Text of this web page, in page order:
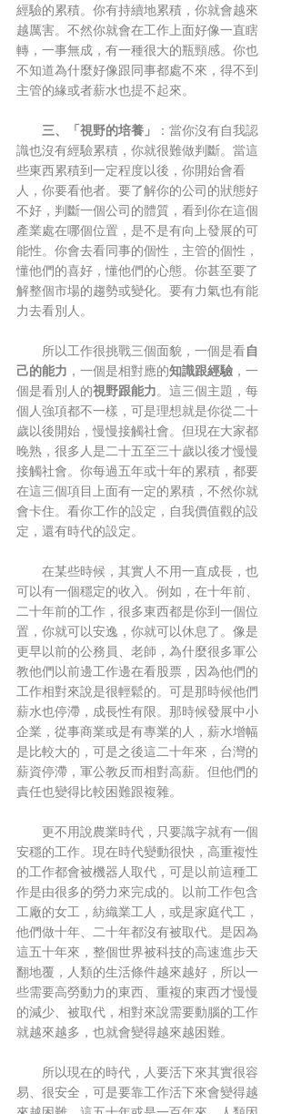
經驗的累積。你有持續地累積，你就會越來
越厲害。不然你就會在工作上面好像一直瞎
轉，一事無成，有一種很大的瓶頸感。你也
不知道為什麼好像跟同事都處不來，得不到
主管的緣或者薪水也提不起來。
三、「視野的培養」
：當你沒有自我認
識也沒有經驗累積，你就很難做判斷。當這
些東西累積到一定程度以後，你開始會看
人，你要看他者。要了解你的公司的狀態好
不好，判斷一個公司的體質，看到你在這個
產業處在哪個位置，是不是有向上發展的可
能性。你會去看同事的個性，主管的個性，
懂他們的喜好，懂他們的心態。你甚至要了
解整個市場的趨勢或變化。要有力氣也有能
力去看別人。
所以工作很挑戰三個面貌，一個是看自
己的能力 ，一個是相對應的知識跟經驗 ，一
個是看別人的視野跟能力。這三個主題，每
個人強項都不一樣，可是理想就是你從二十
歲以後開始，慢慢接觸社會。但現在大家都
晚熟，很多人是二十五至三十歲以後才慢慢
接觸社會。你每過五年或十年的累積，都要
在這三個項目上面有一定的累積，不然你就
會卡住。看你工作的設定，自我價值觀的設
定，還有時代的設定。
在某些時候，其實人不用一直成長，也
可以有一個穩定的收入。例如，在十年前、
二十年前的工作，很多東西都是你到一個位
置，你就可以安逸，你就可以休息了。像是
更早以前的公務員、老師，為什麼很多軍公
教他們以前邊工作邊在看股票，因為他們的
工作相對來說是很輕鬆的。可是那時候他們
薪水也停滯，成長性有限。那時候發展中小
企業，從事商業或是有專業的人，薪水增幅
是比較大的，可是之後這二十年來，台灣的
薪資停滯，軍公教反而相對高薪。但他們的
責任也變得比較困難跟複雜。
更不用說農業時代，只要識字就有一個
安穩的工作。現在時代變動很快，高重複性
的工作都會被機器人取代，可是以前這種工
作是由很多的勞力來完成的。以前工作包含
工廠的女工，紡織業工人，或是家庭代工，
他們做十年、二十年都沒有被取代。是因為
這五十年來，整個世界被科技的高速進步天
翻地覆，人類的生活條件越來越好，所以一
些需要高勞動力的東西、重複的東西才慢慢
的減少、被取代，相對來說需要動腦的工作
就越來越多，也就會變得越來越困難。
所以現在的時代，人要活下來其實很容
易、很安全，可是要靠工作活下來會變得越